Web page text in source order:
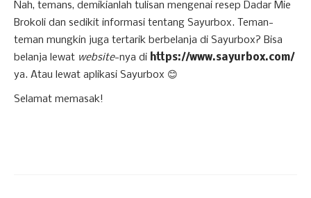
Nah, temans, demikianlah tulisan mengenai resep Dadar Mie
Brokoli dan sedikit informasi tentang Sayurbox. Teman-
teman mungkin juga tertarik berbelanja di Sayurbox? Bisa
belanja lewat website-nya di https://www.sayurbox.com/
ya. Atau lewat aplikasi Sayurbox 😊
Selamat memasak!